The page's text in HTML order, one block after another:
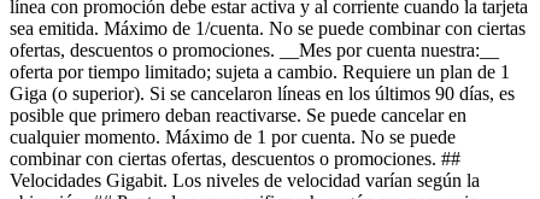
línea con promoción debe estar activa y al corriente cuando la tarjeta
sea emitida. Máximo de 1/cuenta. No se puede combinar con ciertas
ofertas, descuentos o promociones. __Mes por cuenta nuestra:__
oferta por tiempo limitado; sujeta a cambio. Requiere un plan de 1
Giga (o superior). Si se cancelaron líneas en los últimos 90 días, es
posible que primero deban reactivarse. Se puede cancelar en
cualquier momento. Máximo de 1 por cuenta. No se puede
combinar con ciertas ofertas, descuentos o promociones. ##
Velocidades Gigabit. Los niveles de velocidad varían según la